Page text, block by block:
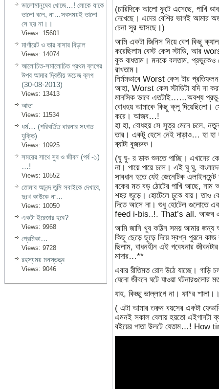
ভালোমানুষের খোজে…! লোকে যাকে
ভালো বলে, না…সবসময়ই ভালো
সে হয় না।।
Views: 15601
মার্গারেট ও তার বাসার বিড়াল
Views: 14074
আলোচিত-সমালোচিত প্রথম ব্লগের
উপর আমার দ্বিতীয় ভয়েজ ব্লগ
(30-08-2013)
Views: 13413
আভা
Views: 11534
ধর্ম… (পরিবর্তিত ধারনার সংগত
যুক্তি)
Views: 10925
সময়ের সাথে সুর ও জীবন (পর্ব -১)
…!
Views: 10552
তোমার আনন্দ তুমি সবাইকে দেখাবে,
দুঃখ কাউকে না…
Views: 10050
একটা ইরেজার হবে?
Views: 9968
প্রেমিকা…
Views: 9728
রহস্যময় মনস্তত্ত্ব
Views: 9046
(চারিদিকে আলো ফুটে এসেছে, পাখি
দেখেছে। এদের বেশির ভাগই আমার
চেনা সুর ভাসছে।)
আমি একটা জিনিস নিয়ে বেশ কিছু
করেছিলাম বেস্ট কেস স্টাডি, আর
বুক বাধতাম। মনকে বলতাম,
রাখতাম।
নির্মমভাবে Worst কেস টার
আহা, Worst কেস স্টাডিটা যদি না
মানসিক ভাবে এতটাই……অবশ্য
বোধহয় আমাকে কিছু ক্লু দিয়েছিলো।
করে। আজব…!
হা হা, বোধহয় সে সুত্র মেনে চলে, নতুন
তার। একটু হেসে নেই দাড়াও… হা হা
ব্যাটা বুজরুক।
(ঘু ঘু- র ডাক শুনতে পাচ্ছি। এখানের
না। পায়ে পায়ে চলে। এই ঘু ঘু,
সাবধান হতে যেই জেনেটিক
বকের মত বড় ঠোটের পাখি আছে, নাম
শহর জুড়ে। হোটেলে ঢুকে যায়। তাও
দিতে আসে না। শুধু হোটেল গুলোতে
feed i-bis..!. That’s all. আজব
আমি জানি খুব কঠিন সময় আমার জন্য
কিছু ছেড়ে ছুড়ে দিয়ে স্বপ্ন পুরনে
ছিলাম, বাধনহীন এই গবেষনার
মাদার…**
এবার রীতিমত রোদ উঠে যাচ্ছে।
যেনো জীবনে ঘটে যাওয়া
যাহ, কিচ্ছু ভাল্লাগে না। ফা*র
( এটা আমার তরুন বয়সের একটা
এমনই সকাল বেলায় হয়তো এইগানটা
বইয়ের পাতা উলটে যেতাম…!